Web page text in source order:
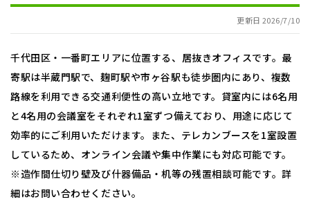
更新日 2026/7/10
千代田区・一番町エリアに位置する、居抜きオフィスです。最
寄駅は半蔵門駅で、麹町駅や市ヶ谷駅も徒歩圏内にあり、複数
路線を利用できる交通利便性の高い立地です。貸室内には6名用
と4名用の会議室をそれぞれ1室ずつ備えており、用途に応じて
効率的にご利用いただけます。また、テレカンブースを1室設置
しているため、オンライン会議や集中作業にも対応可能です。
※造作間仕切り壁及び什器備品・机等の残置相談可能です。詳
細はお問い合わせください。